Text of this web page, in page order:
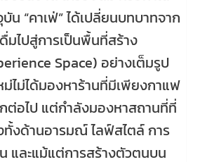
น “คาเฟ่” ได้เปลี่ยนบทบาทจาก
มไปสู่การเป็นพื้นที่สร้าง
Space) อย่างเต็มรูป
ไม่ได้มองหาร้านที่มีเพียงกาแฟ
อไป แต่กำลังมองหาสถานที่ที่
งด้านอารมณ์ ไลฟ์สไตล์ การ
และแม้แต่การสร้างตัวตนบน